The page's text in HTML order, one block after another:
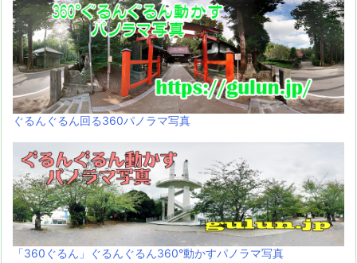
ぐるんぐるん回る360パノラマ写真
「360ぐるん」ぐるんぐるん360°動かすパノラマ写真